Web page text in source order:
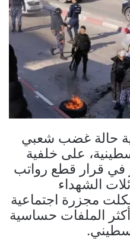
حالة غضب شعبي
على خلفية
في قرار قطع رواتب
الشهداء
مجزرة اجتماعية
الملفات حساسية